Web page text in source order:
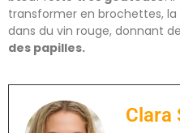
transformer en brochettes,
dans du vin rouge, donnant
des papilles.
Clara